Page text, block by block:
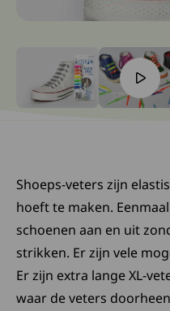
Ga naar slide: 0Ga naar
Shoeps-veters zijn
hoeft te maken.
schoenen aan en uit
strikken. Er zijn vele
Er zijn extra lange XL-
waar de veters